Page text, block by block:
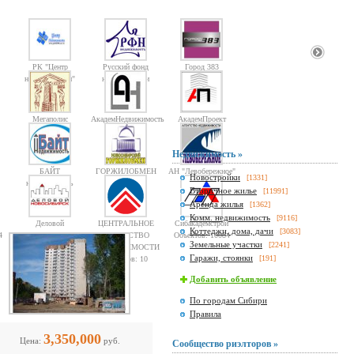
РК "Центр
недвижимости"
Русский фонд
недвижимости
Город 383
Мегаполис АкадемНедвижимость АкадемПроект
БАЙТ
недвижимость
ГОРЖИЛОБМЕН АН "Левобережное"
Деловой
Новосибирск
Объектов: 1362
ЦЕНТРАЛЬНОЕ
АГЕНТСТВО
НЕДВИЖИМОСТИ
Объектов: 10
Сибакадемстрой
Объектов: 10084
Цена: 3,350,000руб.
Недвижимость »
Новостройки [1331]
Вторичное жилье [11991]
Аренда жилья [1362]
Комм. недвижимость [9116]
Коттеджи, дома, дачи [3083]
Земельные участки [2241]
Гаражи, стоянки [191]
Добавить объявление
По городам Сибири
Правила
Сообщество риэлторов »